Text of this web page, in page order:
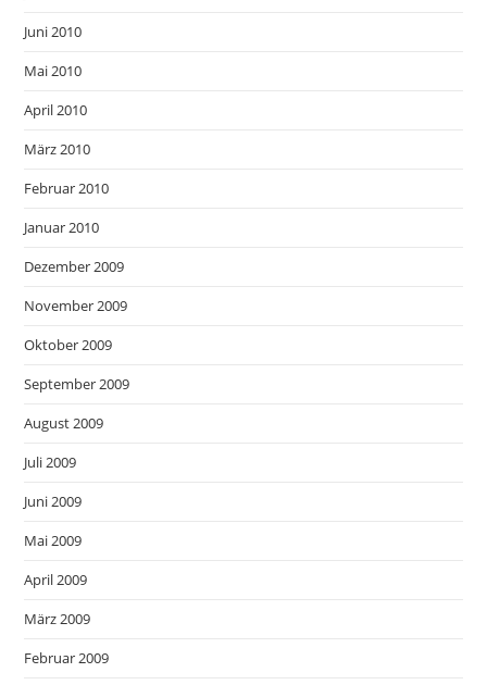
Juni 2010
Mai 2010
April 2010
März 2010
Februar 2010
Januar 2010
Dezember 2009
November 2009
Oktober 2009
September 2009
August 2009
Juli 2009
Juni 2009
Mai 2009
April 2009
März 2009
Februar 2009